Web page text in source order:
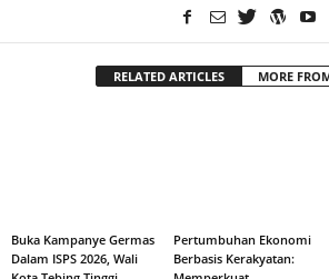
RELATED ARTICLES MORE
Buka Kampanye Germas
Dalam ISPS 2026, Wali
Pertumbuhan Ekonomi
Berbasis Kerakyatan: